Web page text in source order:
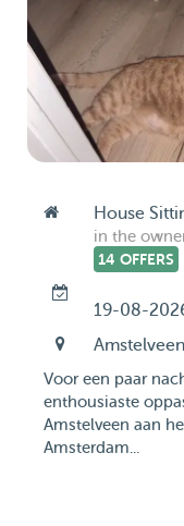
House
in the
14 OFFERS
19-08-
Amstelveen
Voor een paar
enthousiaste
Amstelveen aan
Amsterdam...